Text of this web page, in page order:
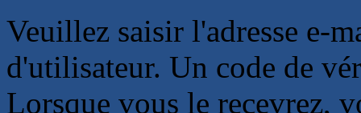
Veuillez saisir l'adresse e-
d'utilisateur. Un code de
Lorsque vous le recevrez,